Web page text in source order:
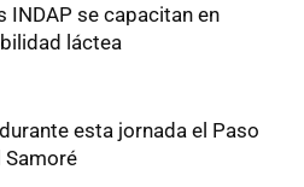
INDAP se capacitan en
láctea
esta jornada el Paso
Samoré